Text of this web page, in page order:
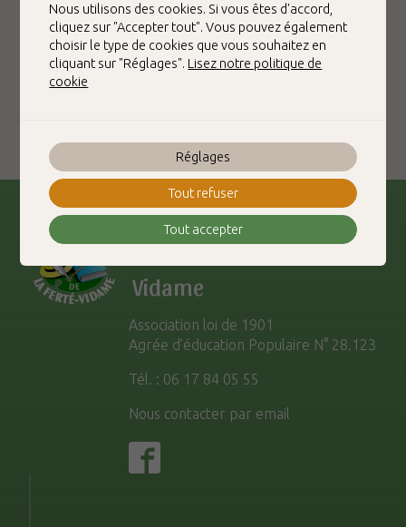
Dès la naissance de l'association, deux des membres,
passionnés de Music-hall et de chansons françaises, créent
« Le Cabaret des Deux Compères ». S'ils ont passé la main,
leurs successeurs et la troupe de trente bénévoles,
investissent chaque hiver la Maison des Associations pour y
Les Amis de La Ferté-
Vidame
Association loi de 1901
Agrée d’éducation Populaire N° 28.123
Tél. : 06 17 84 05 55
Nous contacter par email
Nous utilisons des cookies. Si vous êtes d'accord,
cliquez sur "Accepter tout". Vous pouvez également
choisir le type de cookies que vous souhaitez en
cliquant sur "Réglages". Lisez notre politique de
cookie
Réglages
Tout refuser
Tout accepter